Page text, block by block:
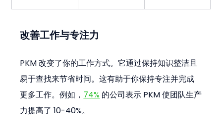
改善工作与专注力
PKM 改变了你的工作方式。它通过保持知识整洁且
易于查找来节省时间。这有助于你保持专注并完成
更多工作。例如， 74% 的公司表示 PKM 使团队生产
力提高了 10-40%。